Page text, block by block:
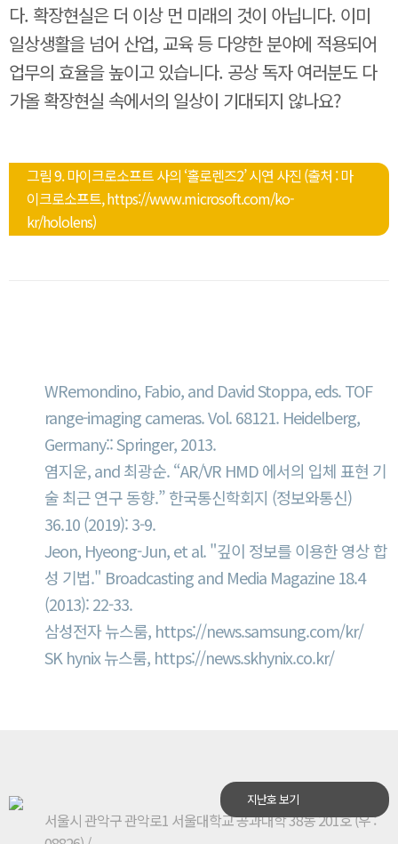
다. 확장현실은 더 이상 먼 미래의 것이 아닙니다. 이미
일상생활을 넘어 산업, 교육 등 다양한 분야에 적용되어
업무의 효율을 높이고 있습니다. 공상 독자 여러분도 다
가올 확장현실 속에서의 일상이 기대되지 않나요?
그림 9. 마이크로소프트 사의 ‘홀로렌즈2’ 시연 사진 (출처 : 마
이크로소프트, https://www.microsoft.com/ko-
kr/hololens)
WRemondino, Fabio, and David Stoppa, eds. TOF
range-imaging cameras. Vol. 68121. Heidelberg,
Germany:: Springer, 2013.
염지운, and 최광순. “AR/VR HMD 에서의 입체 표현 기
술 최근 연구 동향.” 한국통신학회지 (정보와통신)
36.10 (2019): 3-9.
Jeon, Hyeong-Jun, et al. "깊이 정보를 이용한 영상 합
성 기법." Broadcasting and Media Magazine 18.4
(2013): 22-33.
삼성전자 뉴스룸, https://news.samsung.com/kr/
SK hynix 뉴스룸, https://news.skhynix.co.kr/
서울시 관악구 관악로1 서울대학교 공과대학 38동 201호 (우 :
지난호 보기